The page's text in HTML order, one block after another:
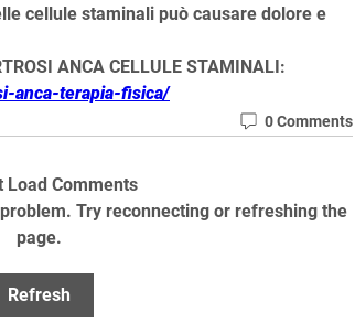
cellule staminali può causare dolore e
ANCA CELLULE STAMINALI:
anca-terapia-fisica/
0 Comments
Load Comments
Try reconnecting or refreshing the
page.
Refresh